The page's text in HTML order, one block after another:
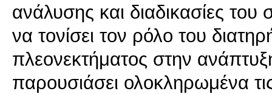
ανάλυσης και διαδικασίες του
να τονίσει τον ρόλο του
πλεονεκτήματος στην
παρουσιάσει ολοκληρωμένα